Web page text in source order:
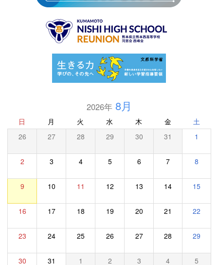
2026年8月
日 月 火 水 木 金 土
26 27 28 29 30 31 1
2 3 4 5 6 7 8
9 10 11 12 13 14 15
16 17 18 19 20 21 22
23 24 25 26 27 28 29
30 31 1 2 3 4 5